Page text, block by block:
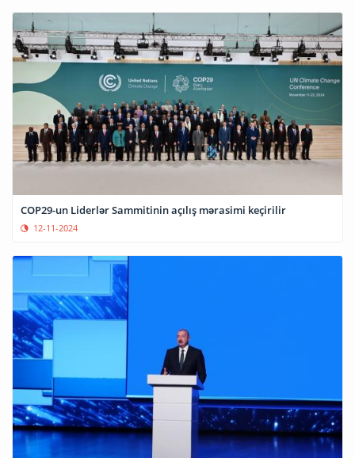
COP29-un Liderlər Sammitinin açılış mərasimi keçirilir
12-11-2024